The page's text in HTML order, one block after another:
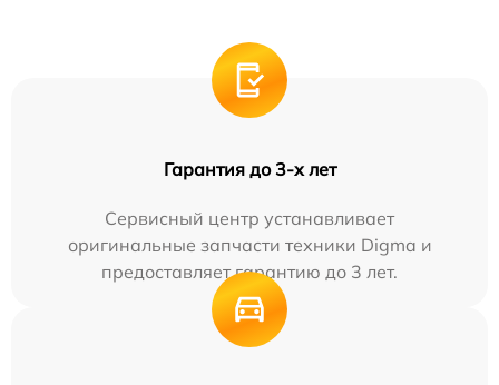
Гарантия до 3-х лет
Сервисный центр устанавливает
оригинальные запчасти техники Digma и
предоставляет гарантию до 3 лет.